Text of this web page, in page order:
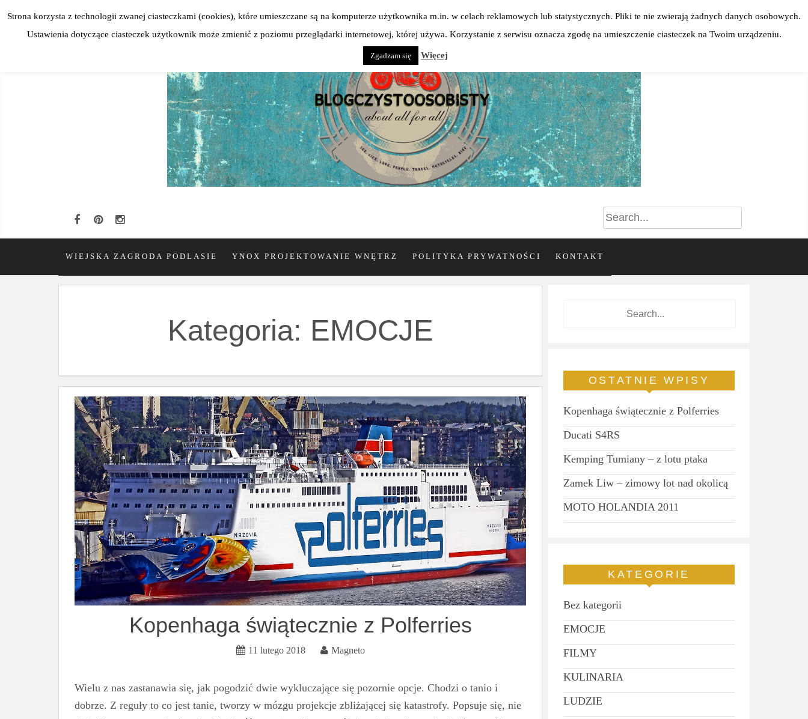
WIEJSKA ZAGRODA PODLASIE YNOX PROJEKTOWANIE WNĘTRZ POLITYKA PRYWATNOŚCI KONTAKT
Kategoria: EMOCJE
Kopenhaga świątecznie z Polferries
11 lutego 2018 Magneto
Wielu z nas zastanawia się, jak pogodzić dwie wykluczające się pozornie opcje. Chodzi o tanio i
dobrze. Z reguły to co jest tanie, tworzy w mózgu projekcje zbliżającej się katastrofy. Popsuje się, nie
OSTATNIE WPISY
Kopenhaga świątecznie z Polferries
Ducati S4RS
Kemping Tumiany – z lotu ptaka
Zamek Liw – zimowy lot nad okolicą
MOTO HOLANDIA 2011
KATEGORIE
Bez kategorii
EMOCJE
FILMY
KULINARIA
LUDZIE
Strona korzysta z technologii zwanej ciasteczkami (cookies), które umieszczane są na komputerze użytkownika m.in. w celach reklamowych lub statystycznych. Pliki te nie zwierają żadnych danych osobowych.
Ustawienia dotyczące ciasteczek użytkownik może zmienić z poziomu przeglądarki internetowej, której używa. Korzystanie z serwisu oznacza zgodę na umieszczenie ciasteczek na Twoim urządzeniu.
Zgadzam się Więcej